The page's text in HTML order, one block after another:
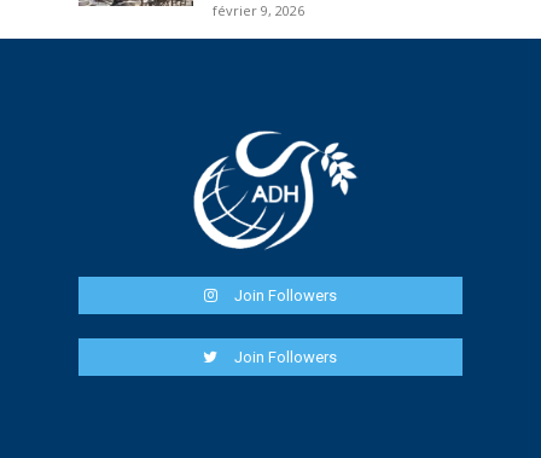
février 9, 2026
Join Followers
Join Followers